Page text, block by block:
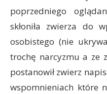
poprzedniego
skłoniła zwierza do
osobistego (nie
trochę narcyzmu a ze
postanowił zwierz
wspomnieniach które